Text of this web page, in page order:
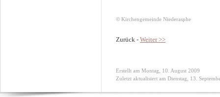
© Kirchengemeinde Niederasphe
Zurück - Weiter >>
Erstellt am Montag, 10. August 2009
Zuletzt aktualisiert am Dienstag, 13.